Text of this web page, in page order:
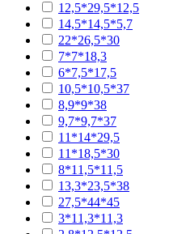
12,5*29,5*12,5
14,5*14,5*5,7
22*26,5*30
7*7*18,3
6*7,5*17,5
10,5*10,5*37
8,9*9*38
9,7*9,7*37
11*14*29,5
11*18,5*30
8*11,5*11,5
13,3*23,5*38
27,5*44*45
3*11,3*11,3